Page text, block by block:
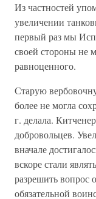
Из частностей
увеличении
первый раз мы
своей стороны не
равноценного.
Старую
более не могла
г. делала.
добровольцев.
вначале
вскоре стали
разрешить вопрос
обязательной